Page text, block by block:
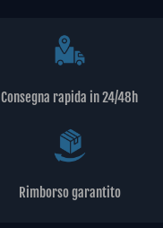
Consegna rapida in 24/48h
Rimborso garantito